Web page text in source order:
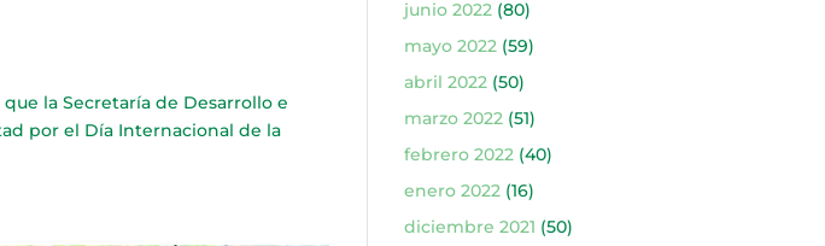
que la Secretaría de Desarrollo e
por el Día Internacional de la
junio 2022(80)
mayo 2022(59)
abril 2022(50)
marzo 2022(51)
febrero 2022(40)
enero 2022(16)
diciembre 2021 (50)